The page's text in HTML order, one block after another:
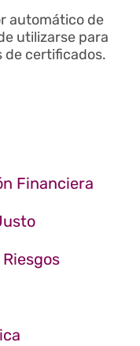
automático de
utilizarse para
de certificados.
Financiera